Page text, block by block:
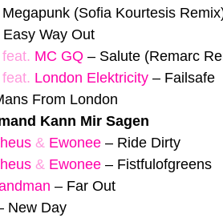
Megapunk (Sofia Kourtesis
Easy Way Out
feat. MC GQ – Salute (Remarc
feat. London Elektricity – Failsafe
From London
Kann Mir Sagen
& Ewonee – Ride Dirty
& Ewonee – Fistfulofgreens
– Far Out
New Day